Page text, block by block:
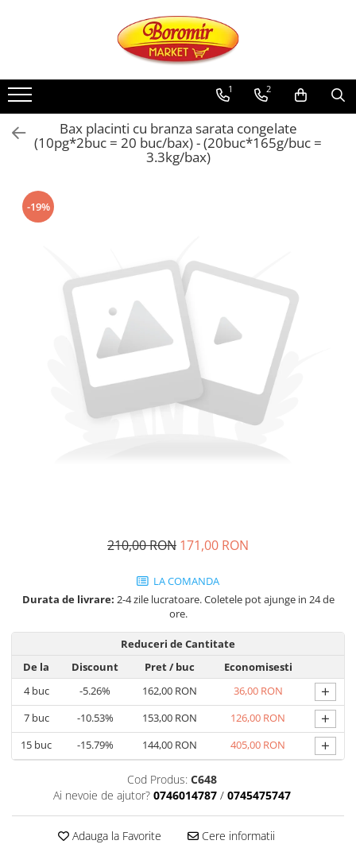
Noutati
Produse de post
Cozonac
Cozonac Exotic
Cozonac Creme
Cozonac Pricomigdala
Cozonac Magnum
Cozonac Vegan (de post)
Cozonac Collection
Cozonac Cadou
Cozonac cu Unt
Creme tartinabile
Chec cu iaurt
Chec Ciocco
Chec Glasat
Checurile Royal
Prajituri Fabrica de Amandine
Prajituri nuci
1 2
Bax placinti cu branza sarata congelate
(10pg*2buc = 20 buc/bax) - (20buc*165g/buc =
3.3kg/bax)
-19%
210,00 RON 171,00 RON
LA COMANDA
Durata de livrare: 2-4 zile lucratoare. Coletele pot ajunge in 24 de
ore.
Reduceri de Cantitate
De la
Discount Pret/ buc
Economisesti
4buc -5.26% 162,00 RON 36,00 RON +
7buc -10.53% 153,00 RON 126,00 RON +
15 buc -15.79% 144,00 RON 405,00 RON +
Cod Produs: C648
Ai nevoie de ajutor? 0746014787 / 0745475747
Adauga la Favorite Cere informatii